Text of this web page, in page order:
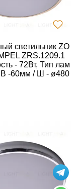
светильник ZO
ZRS.1209.1
- 72Вт, Тип лам
-60мм / Ш - ø480